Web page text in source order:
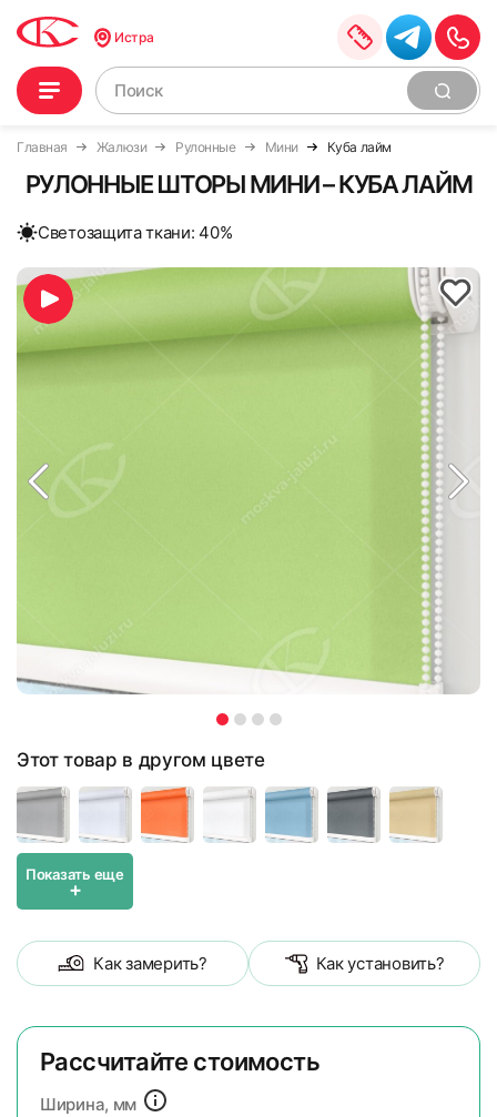
Истра
Главная Жалюзи Рулонные Мини Куба лайм
РУЛОННЫЕ ШТОРЫ МИНИ – КУБА ЛАЙМ
Cветозащита ткани: 40%
Этот товар в другом цвете
Показать еще
+
Как замерить? Как установить?
Рассчитайте стоимость
Ширина, мм